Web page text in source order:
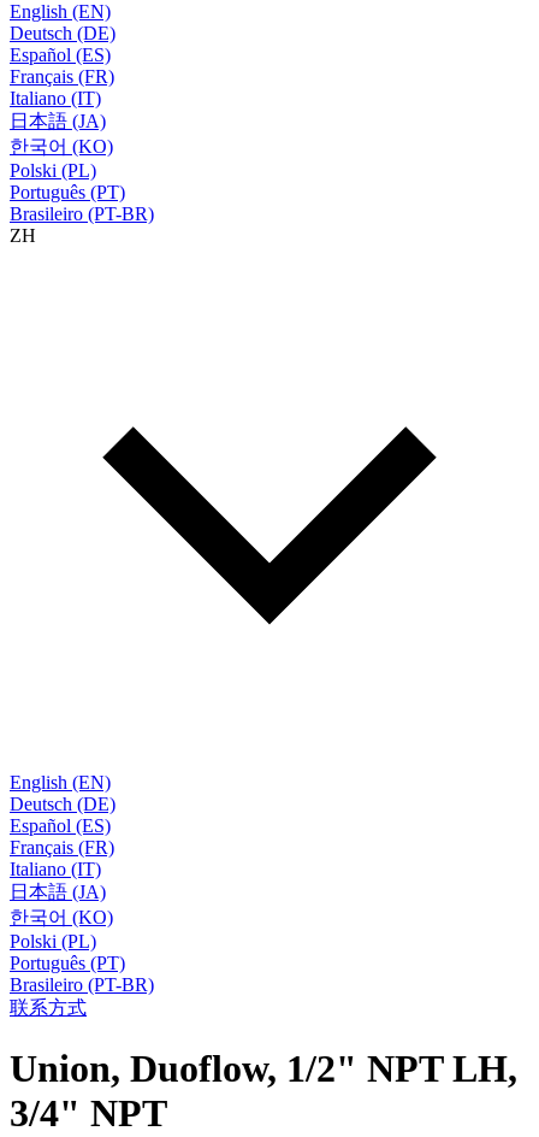
English (EN)
Deutsch (DE)
Español (ES)
Français (FR)
Italiano (IT)
日本語 (JA)
한국어 (KO)
Polski (PL)
Português (PT)
Brasileiro (PT-BR)
ZH
English (EN)
Deutsch (DE)
Español (ES)
Français (FR)
Italiano (IT)
日本語 (JA)
한국어 (KO)
Polski (PL)
Português (PT)
Brasileiro (PT-BR)
联系方式
Union, Duoflow, 1/2" NPT LH,
3/4" NPT